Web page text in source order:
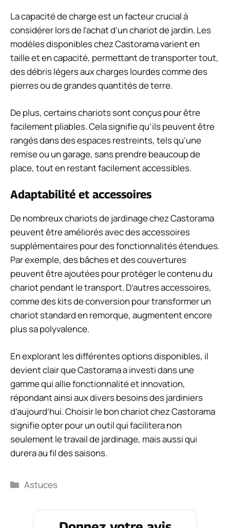
La capacité de charge est un facteur crucial à
considérer lors de l’achat d’un chariot de jardin. Les
modèles disponibles chez Castorama varient en
taille et en capacité, permettant de transporter tout,
des débris légers aux charges lourdes comme des
pierres ou de grandes quantités de terre.
De plus, certains chariots sont conçus pour être
facilement pliables. Cela signifie qu’ils peuvent être
rangés dans des espaces restreints, tels qu’une
remise ou un garage, sans prendre beaucoup de
place, tout en restant facilement accessibles.
Adaptabilité et accessoires
De nombreux chariots de jardinage chez Castorama
peuvent être améliorés avec des accessoires
supplémentaires pour des fonctionnalités étendues.
Par exemple, des bâches et des couvertures
peuvent être ajoutées pour protéger le contenu du
chariot pendant le transport. D’autres accessoires,
comme des kits de conversion pour transformer un
chariot standard en remorque, augmentent encore
plus sa polyvalence.
En explorant les différentes options disponibles, il
devient clair que Castorama a investi dans une
gamme qui allie fonctionnalité et innovation,
répondant ainsi aux divers besoins des jardiniers
d’aujourd’hui. Choisir le bon chariot chez Castorama
signifie opter pour un outil qui facilitera non
seulement le travail de jardinage, mais aussi qui
durera au fil des saisons.
Catégories
Astuces